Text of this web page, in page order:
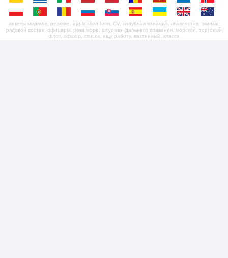
анкеты моряков, резюме, application form, CV, палубная команда, плавсостав, экипаж,
рядовой состав, офицеры, река море, штурман дальнего плавания, морской, торговый
флот, офшор, список, ищу работу, вахтенный, класса